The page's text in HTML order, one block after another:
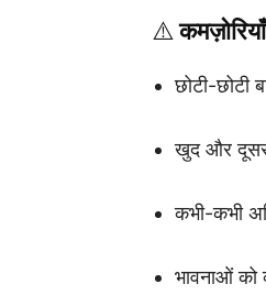
⚠️
छोटी-छोटी
खुद और
कभी-कभी
भावनाओं